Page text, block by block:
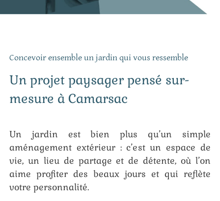
Concevoir ensemble un jardin qui vous ressemble
Un projet paysager pensé sur-
mesure à Camarsac
Un jardin est bien plus qu’un simple
aménagement extérieur : c’est un espace de
vie, un lieu de partage et de détente, où l’on
aime profiter des beaux jours et qui reflète
votre personnalité.